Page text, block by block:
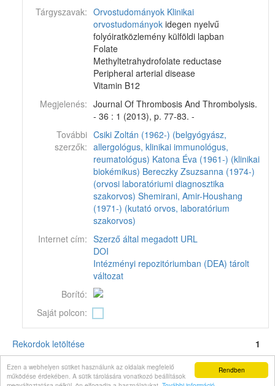
Rendben
Ezen a webhelyen sütiket használunk az oldalak megfelelő
működése érdekében. A sütik tárolására vonatkozó beállítások
Tárgyszavak: Orvostudományok Klinikai
orvostudományok idegen nyelvű
folyóiratközlemény külföldi lapban
Folate
Methyltetrahydrofolate reductase
Peripheral arterial disease
Vitamin B12
Megjelenés: Journal Of Thrombosis And Thrombolysis.
- 36 : 1 (2013), p. 77-83. -
További
szerzők:
Csiki Zoltán (1962-) (belgyógyász,
allergológus, klinikai immunológus,
reumatológus) Katona Éva (1961-) (klinikai
biokémikus) Bereczky Zsuzsanna (1974-)
(orvosi laboratóriumi diagnosztika
szakorvos) Shemirani, Amir-Houshang
(1971-) (kutató orvos, laboratórium
szakorvos)
Internet cím: Szerző által megadott URL
DOI
Intézményi repozitóriumban (DEA) tárolt
változat
Borító:
Saját polcon:
Rekordok letöltése 1
Monguz kft.Minden jog
fenntartva.